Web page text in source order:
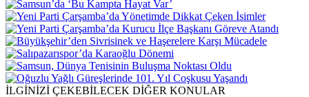
İLGİNİZİ ÇEKEBİLECEK DİĞER KONULAR